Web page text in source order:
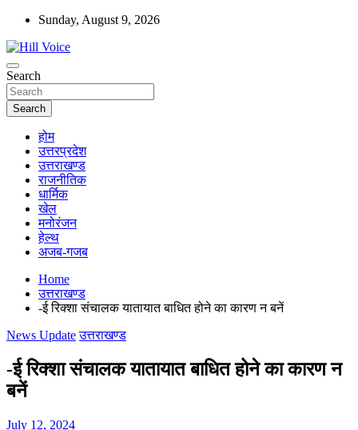
Skip
content
Sunday, August 9, 2026
Hill Voice
न्यूज़ पोर्टल
Search
Search
होम
उत्तरप्रदेश
उत्तराखण्ड
राजनीतिक
धार्मिक
खेल
मनोरंजन
हेल्थ
अजब-गजब
Home
उत्तराखण्ड
-ई रिक्शा संचालक यातायात बाधित होने का कारण न बनें
News Update उत्तराखण्ड
-ई रिक्शा संचालक यातायात बाधित होने का कारण न
बनें
July 12, 2024